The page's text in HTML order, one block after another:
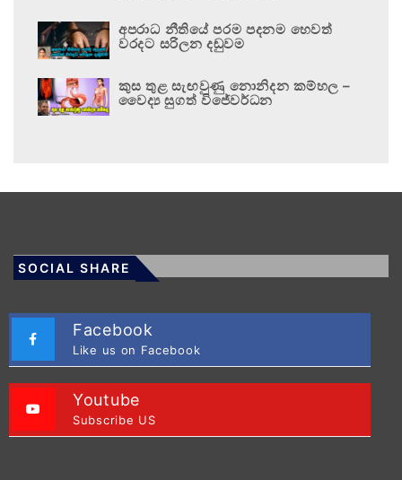
අපරාධ නීතියේ පරම පදනම හෙවත්
වරදට සරිලන දඬුවම
කුස තුළ සැඟවුණු නොනිදන කම්හල –
වෛද්‍ය සුගත් විජේවර්ධන
SOCIAL SHARE
Facebook
Like us on Facebook
Youtube
Subscribe US